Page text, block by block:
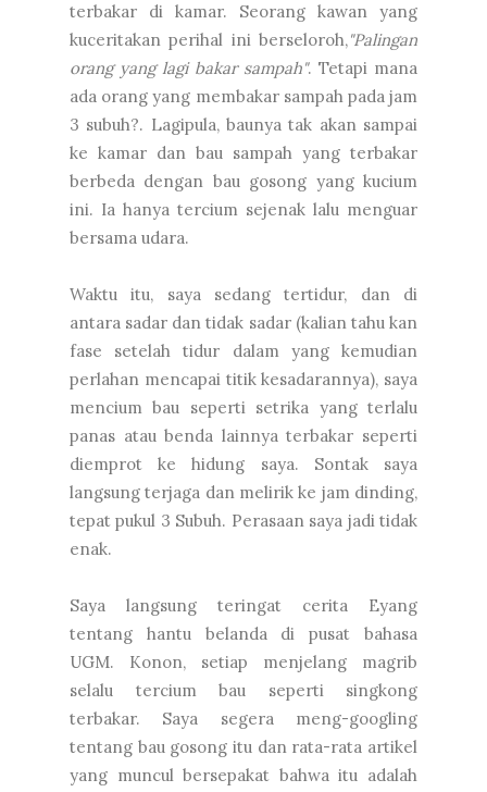
terbakar di kamar. Seorang kawan yang
kuceritakan perihal ini berseloroh,"Palingan
orang yang lagi bakar sampah". Tetapi mana
ada orang yang membakar sampah pada jam
3 subuh?. Lagipula, baunya tak akan sampai
ke kamar dan bau sampah yang terbakar
berbeda dengan bau gosong yang kucium
ini. Ia hanya tercium sejenak lalu menguar
bersama udara.
Waktu itu, saya sedang tertidur, dan di
antara sadar dan tidak sadar (kalian tahu kan
fase setelah tidur dalam yang kemudian
perlahan mencapai titik kesadarannya), saya
mencium bau seperti setrika yang terlalu
panas atau benda lainnya terbakar seperti
diemprot ke hidung saya. Sontak saya
langsung terjaga dan melirik ke jam dinding,
tepat pukul 3 Subuh. Perasaan saya jadi tidak
enak.
Saya langsung teringat cerita Eyang
tentang hantu belanda di pusat bahasa
UGM. Konon, setiap menjelang magrib
selalu tercium bau seperti singkong
terbakar. Saya segera meng-googling
tentang bau gosong itu dan rata-rata artikel
yang muncul bersepakat bahwa itu adalah